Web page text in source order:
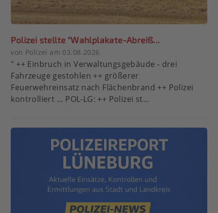
Polizei stellte "Wahlplakate-Abreiß...
von Polizei am 03.08.2026
" ++ Einbruch in Verwaltungsgebäude - drei
Fahrzeuge gestohlen ++ größerer
Feuerwehreinsatz nach Flächenbrand ++ Polizei
kontrolliert ... POL-LG: ++ Polizei st...